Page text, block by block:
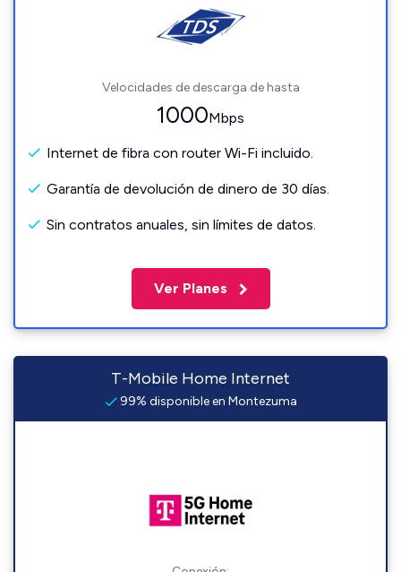
Velocidades de descarga de hasta
1000Mbps
Internet de fibra con router Wi-Fi incluido.
Garantía de devolución de dinero de 30 días.
Sin contratos anuales, sin límites de datos.
Ver Planes
T-Mobile Home Internet
99% disponible en Montezuma